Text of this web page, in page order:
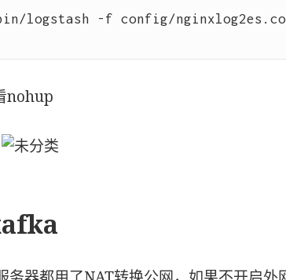
logstash -f config/
nohup